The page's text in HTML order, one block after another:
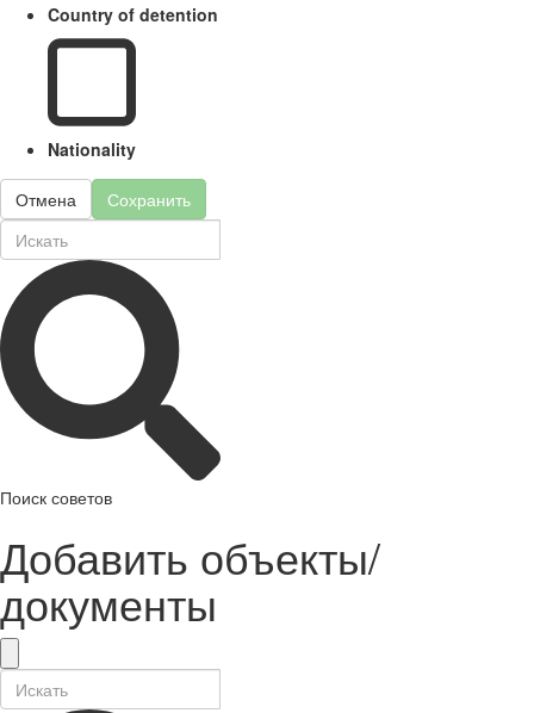
Country of detention
Nationality
Отмена Сохранить
Поиск советов
Добавить объекты/
документы